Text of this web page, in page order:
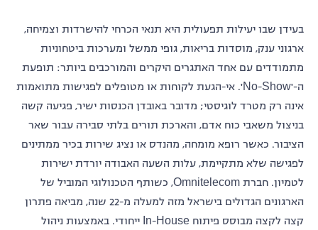
בעידן שבו יעילות תפעולית היא תנאי הכרחי להישרדות וצמיחה,
ארגוני ענק, מוסדות בריאות, גופי ממשל ומערכות ביטחוניות
מתמודדים עם אחד האתגרים היקרים והמורכבים ביותר: תופעת
ה-'No-Show'. אי-הגעת לקוחות או מטופלים לפגישות מתואמות
אינה רק מטרד לוגיסטי; מדובר באובדן הכנסות ישיר, פגיעה קשה
בניצול משאבי כוח אדם, והארכת תורים בלתי סבירה עבור שאר
הציבור. כאשר רופא מומחה, מהנדס או נציג שירות בכיר ממתינים
לפגישה שלא מתקיימת, עלות השעה האבודה יורדת ישירות
לטמיון. חברת Omnitelecom, כשותף הטכנולוגי המוביל של
הארגונים הגדולים בישראל מזה למעלה מ-22 שנה, מביאה פתרון
קצה לקצה מבוסס פיתוח In-House ייחודי. באמצעות ניהול